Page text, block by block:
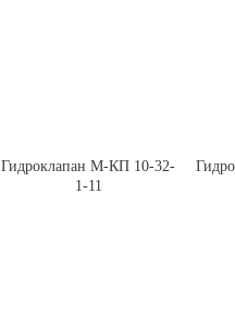
Гидроклапан М-КП 10-32-
1-11